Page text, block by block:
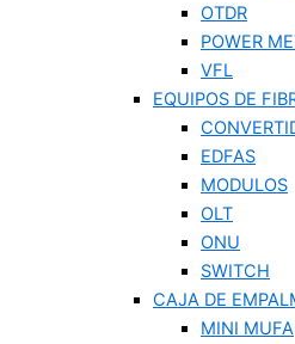
OTDR
POWER
VFL
EQUIPOS DE
EDFAS
MODULOS
OLT
ONU
SWITCH
CAJA DE
MINI MUFA